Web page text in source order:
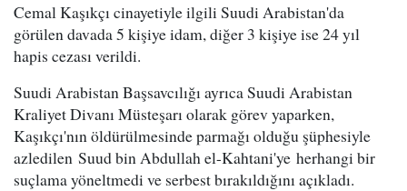
Cemal Kaşıkçı cinayetiyle ilgili Suudi Arabistan'da
görülen davada 5 kişiye idam, diğer 3 kişiye ise 24 yıl
hapis cezası verildi.
Suudi Arabistan Başsavcılığı ayrıca Suudi Arabistan
Kraliyet Divanı Müsteşarı olarak görev yaparken,
Kaşıkçı'nın öldürülmesinde parmağı olduğu şüphesiyle
azledilen Suud bin Abdullah el-Kahtani'ye herhangi bir
suçlama yöneltmedi ve serbest bırakıldığını açıkladı.